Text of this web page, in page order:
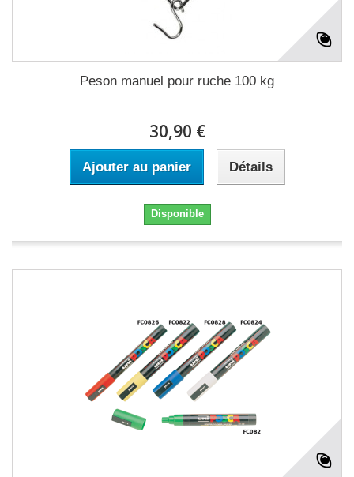
Peson manuel pour ruche 100 kg
30,90 €
Ajouter au panier Détails
Disponible